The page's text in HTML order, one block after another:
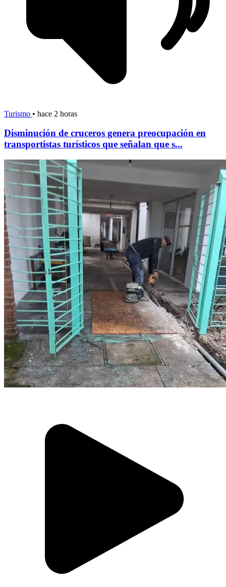
Turismo • hace 2 horas
Disminución de cruceros genera preocupación en
transportistas turísticos que señalan que s...